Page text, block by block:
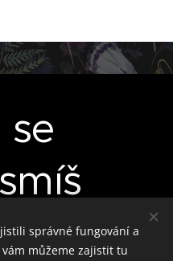
vlastního těla
správné fungování a
můžeme zajistit tu